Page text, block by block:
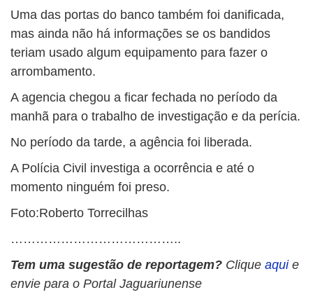
Uma das portas do banco também foi danificada,
mas ainda não há informações se os bandidos
teriam usado algum equipamento para fazer o
arrombamento.
A agencia chegou a ficar fechada no período da
manhã para o trabalho de investigação e da perícia.
No período da tarde, a agência foi liberada.
A Polícia Civil investiga a ocorrência e até o
momento ninguém foi preso.
Foto:Roberto Torrecilhas
…………………………………..
Tem uma sugestão de reportagem? Clique aqui e
envie para o Portal Jaguariunense